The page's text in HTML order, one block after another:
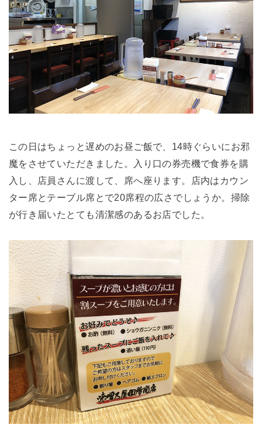
この日はちょっと遅めのお昼ご飯で、14時ぐらいにお邪
魔をさせていただきました。入り口の券売機で食券を購
入し、店員さんに渡して、席へ座ります。店内はカウン
ター席とテーブル席とで20席程の広さでしょうか。掃除
が行き届いたとても清潔感のあるお店でした。